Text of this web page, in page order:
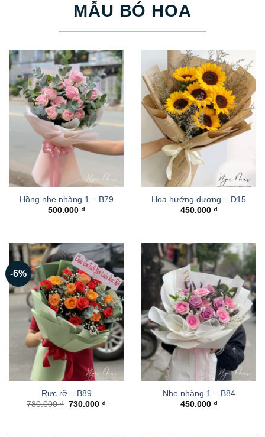
MẪU BÓ HOA
Hồng nhẹ nhàng 1 – B79
500.000 ₫
Hoa hướng dương – D15
450.000 ₫
-6%
Rực rỡ – B89
780.000₫ Giá
730.000₫Giá
Nhẹ nhàng 1 – B84
450.000 ₫